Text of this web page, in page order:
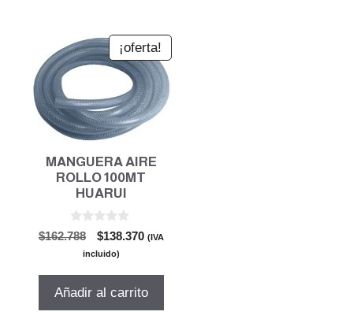
¡oferta!
MANGUERA AIRE
ROLLO 100MT
HUARUI
0
d
$162.788
El
precio
era:
$138.370El(IVA
incluido)
Añadir al carrito